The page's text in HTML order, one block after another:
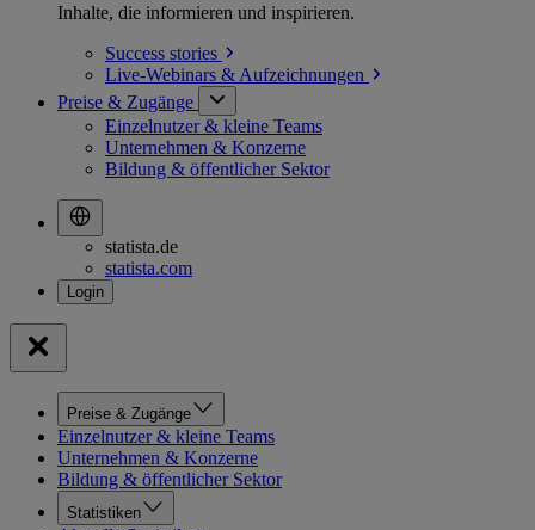
Inhalte, die informieren und inspirieren.
Success stories
Live-Webinars & Aufzeichnungen
Preise & Zugänge
Einzelnutzer & kleine Teams
Unternehmen & Konzerne
Bildung & öffentlicher Sektor
statista.de
statista.com
Preise & Zugänge
Einzelnutzer & kleine Teams
Unternehmen & Konzerne
Bildung & öffentlicher Sektor
Statistiken